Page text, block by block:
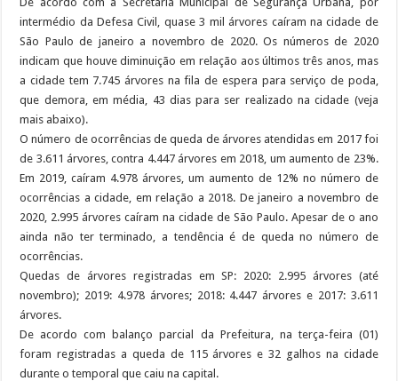
intermédio da Defesa Civil, quase 3 mil árvores caíram na cidade de
São Paulo de janeiro a novembro de 2020. Os números de 2020
indicam que houve diminuição em relação aos últimos três anos, mas
a cidade tem 7.745 árvores na fila de espera para serviço de poda,
que demora, em média, 43 dias para ser realizado na cidade (veja
mais abaixo).
O número de ocorrências de queda de árvores atendidas em 2017 foi
de 3.611 árvores, contra 4.447 árvores em 2018, um aumento de 23%.
Em 2019, caíram 4.978 árvores, um aumento de 12% no número de
ocorrências a cidade, em relação a 2018. De janeiro a novembro de
2020, 2.995 árvores caíram na cidade de São Paulo. Apesar de o ano
ainda não ter terminado, a tendência é de queda no número de
ocorrências.
Quedas de árvores registradas em SP: 2020: 2.995 árvores (até
novembro); 2019: 4.978 árvores; 2018: 4.447 árvores e 2017: 3.611
árvores.
De acordo com balanço parcial da Prefeitura, na terça-feira (01)
foram registradas a queda de 115 árvores e 32 galhos na cidade
durante o temporal que caiu na capital.